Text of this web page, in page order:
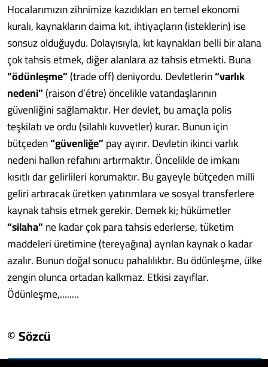
Hocalarımızın zihnimize kazıdıkları en temel ekonomi
kuralı, kaynakların daima kıt, ihtiyaçların (isteklerin) ise
sonsuz olduğuydu. Dolayısıyla, kıt kaynakları belli bir alana
çok tahsis etmek, diğer alanlara az tahsis etmekti. Buna
“ödünleşme”(trade off) deniyordu. Devletlerin“varlık
nedeni”(raison d’étre) öncelikle vatandaşlarının
güvenliğini sağlamaktır. Her devlet, bu amaçla polis
teşkilatı ve ordu (silahlı kuvvetler) kurar. Bunun için
bütçeden“güvenliğe”pay ayırır. Devletin ikinci varlık
nedeni halkın refahını artırmaktır. Öncelikle de imkanı
kısıtlı dar gelirlileri korumaktır. Bu gayeyle bütçeden milli
geliri artıracak üretken yatırımlara ve sosyal transferlere
kaynak tahsis etmek gerekir. Demek ki; hükümetler
“silaha”ne kadar çok para tahsis ederlerse, tüketim
maddeleri üretimine (tereyağına) ayrılan kaynak o kadar
azalır. Bunun doğal sonucu pahalılıktır. Bu ödünleşme, ülke
zengin olunca ortadan kalkmaz. Etkisi zayıflar.
Ödünleşme,........
© Sözcü